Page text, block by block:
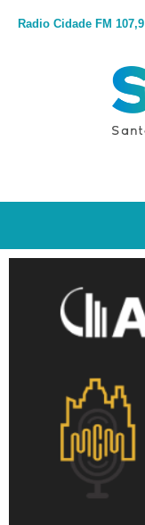
Radio Cidade FM 107,9